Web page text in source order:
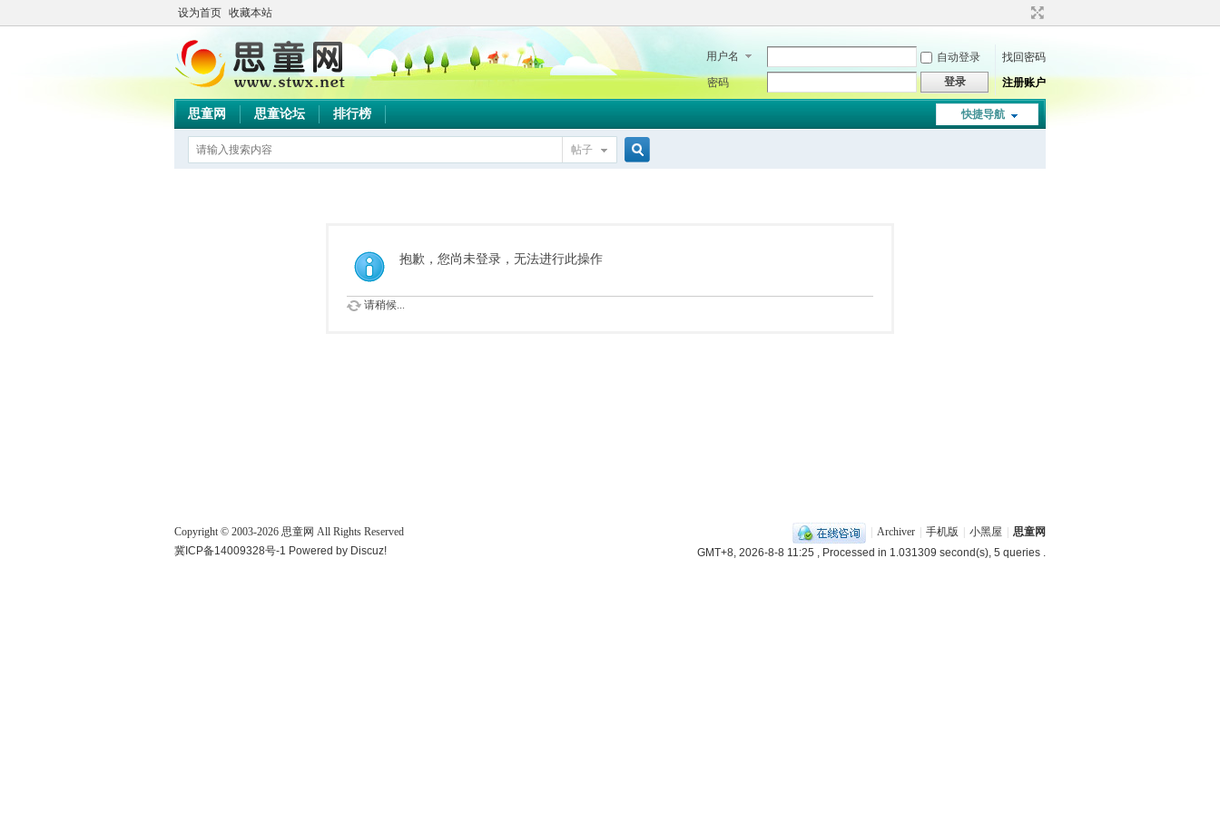
设为首页 收藏本站
用户名 自动登录
找回密码
密码
登录 注册账户
快捷导航
思童网 思童论坛 排行榜
帖子
抱歉，您尚未登录，无法进行此操作
请稍候...
Archiver 手机版 小黑屋
思童网
GMT+8, 2026-8-8 11:25 , Processed in 1.031309 second(s), 5 queries .
Copyright © 2003-2026 思童网 All Rights Reserved
冀ICP备14009328号-1 Powered by Discuz!